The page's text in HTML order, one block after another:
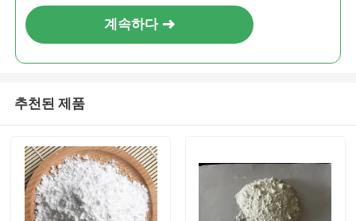
계속하다
추천된 제품